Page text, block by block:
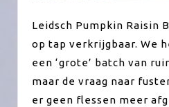
Leidsch Pumpkin Raisin
op tap verkrijgbaar. We
een ‘grote’ batch van
maar de vraag naar
er geen flessen meer